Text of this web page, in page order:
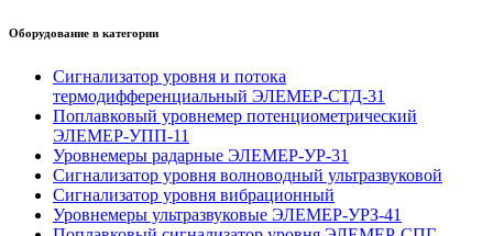
Оборудование в категории
Сигнализатор уровня и потока
термодифференциальный ЭЛЕМЕР-СТД-31
Поплавковый уровнемер потенциометрический
ЭЛЕМЕР-УПП-11
Уровнемеры радарные ЭЛЕМЕР-УР-31
Сигнализатор уровня волноводный ультразвуковой
Сигнализатор уровня вибрационный
Уровнемеры ультразвуковые ЭЛЕМЕР-УРЗ-41